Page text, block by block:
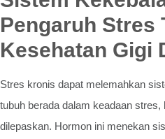
Pengaruh Stres
Kesehatan Gigi
Stres kronis dapat melemahkan
tubuh berada dalam keadaan
dilepaskan. Hormon ini menekan